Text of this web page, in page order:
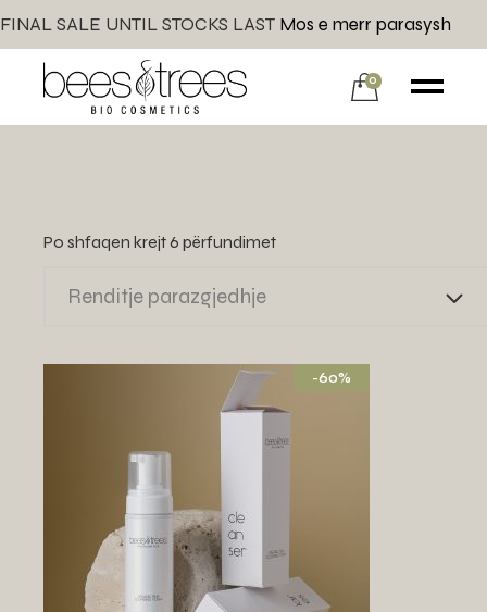
FINAL SALE UNTIL STOCKS LAST Mos e merr parasysh
0
Po shfaqen krejt 6 përfundimet
Renditje parazgjedhje
-60%
SHTO TE LISTA E
DËSHIRAVE